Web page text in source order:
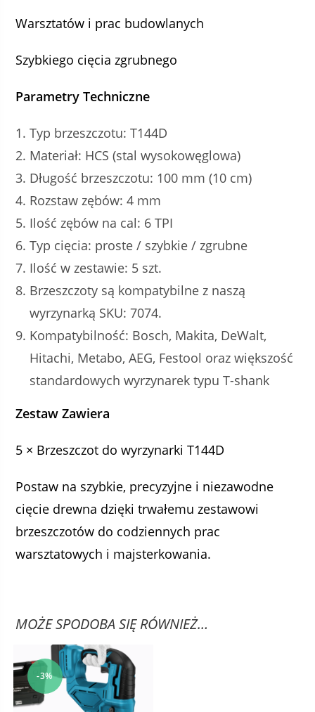
Warsztatów i prac budowlanych
Szybkiego cięcia zgrubnego
Parametry Techniczne
Typ brzeszczotu: T144D
Materiał: HCS (stal wysokowęglowa)
Długość brzeszczotu: 100 mm (10 cm)
Rozstaw zębów: 4 mm
Ilość zębów na cal: 6 TPI
Typ cięcia: proste / szybkie / zgrubne
Ilość w zestawie: 5 szt.
Brzeszczoty są kompatybilne z naszą
wyrzynarką SKU: 7074.
Kompatybilność: Bosch, Makita, DeWalt,
Hitachi, Metabo, AEG, Festool oraz większość
standardowych wyrzynarek typu T-shank
Zestaw Zawiera
5 × Brzeszczot do wyrzynarki T144D
Postaw na szybkie, precyzyjne i niezawodne
cięcie drewna dzięki trwałemu zestawowi
brzeszczotów do codziennych prac
warsztatowych i majsterkowania.
MOŻE SPODOBA SIĘ RÓWNIEŻ…
-3%